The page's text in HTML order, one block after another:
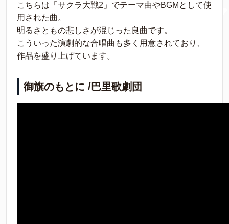
こちらは「サクラ大戦2」でテーマ曲やBGMとして使
用された曲。
明るさともの悲しさが混じった良曲です。
こういった演劇的な合唱曲も多く用意されており、
作品を盛り上げています。
御旗のもとに /巴里歌劇団